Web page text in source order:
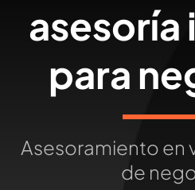
Servicios
asesoría
para
Asesoramiento en
de